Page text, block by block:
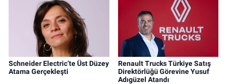
Schneider Electric’te Üst Düzey
Atama Gerçekleşti
Renault Trucks Türkiye Satış
Direktörlüğü Görevine Yusuf
Adıgüzel Atandı